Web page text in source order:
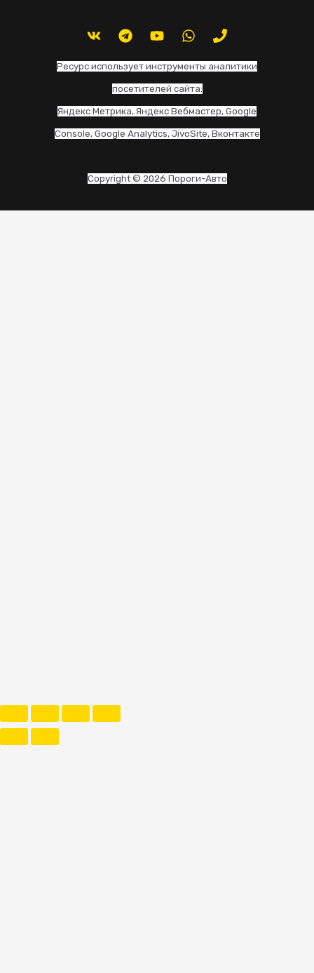
Ресурс использует инструменты аналитики
посетителей сайта:
Яндекс Метрика, Яндекс Вебмастер, Google
Console, Google Analytics, JivoSite, Вконтакте
Copyright © 2026 Пороги-Авто